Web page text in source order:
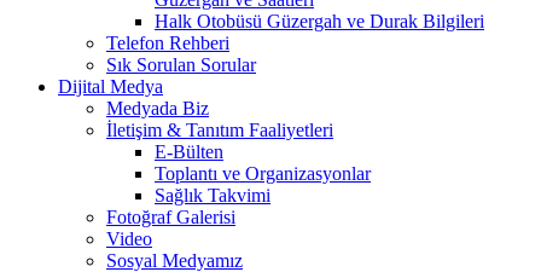
Halk Otobüsü Güzergah ve Durak Bilgileri
Telefon Rehberi
Sık Sorulan Sorular
Dijital Medya
Medyada Biz
İletişim & Tanıtım Faaliyetleri
E-Bülten
Toplantı ve Organizasyonlar
Sağlık Takvimi
Fotoğraf Galerisi
Video
Sosyal Medyamız